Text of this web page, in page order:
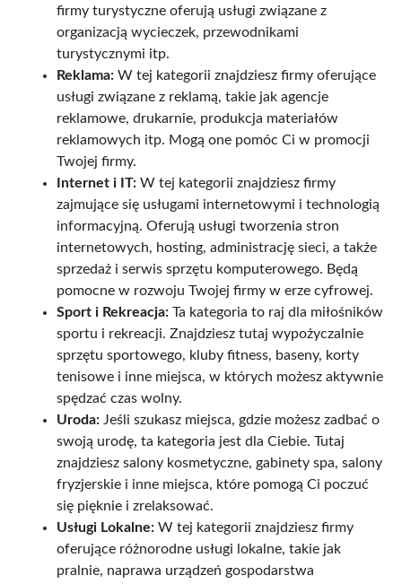
firmy turystyczne oferują usługi związane z
organizacją wycieczek, przewodnikami
turystycznymi itp.
Reklama: W tej kategorii znajdziesz firmy oferujące
usługi związane z reklamą, takie jak agencje
reklamowe, drukarnie, produkcja materiałów
reklamowych itp. Mogą one pomóc Ci w promocji
Twojej firmy.
Internet i IT: W tej kategorii znajdziesz firmy
zajmujące się usługami internetowymi i technologią
informacyjną. Oferują usługi tworzenia stron
internetowych, hosting, administrację sieci, a także
sprzedaż i serwis sprzętu komputerowego. Będą
pomocne w rozwoju Twojej firmy w erze cyfrowej.
Sport i Rekreacja: Ta kategoria to raj dla miłośników
sportu i rekreacji. Znajdziesz tutaj wypożyczalnie
sprzętu sportowego, kluby fitness, baseny, korty
tenisowe i inne miejsca, w których możesz aktywnie
spędzać czas wolny.
Uroda: Jeśli szukasz miejsca, gdzie możesz zadbać o
swoją urodę, ta kategoria jest dla Ciebie. Tutaj
znajdziesz salony kosmetyczne, gabinety spa, salony
fryzjerskie i inne miejsca, które pomogą Ci poczuć
się pięknie i zrelaksować.
Usługi Lokalne: W tej kategorii znajdziesz firmy
oferujące różnorodne usługi lokalne, takie jak
pralnie, naprawa urządzeń gospodarstwa